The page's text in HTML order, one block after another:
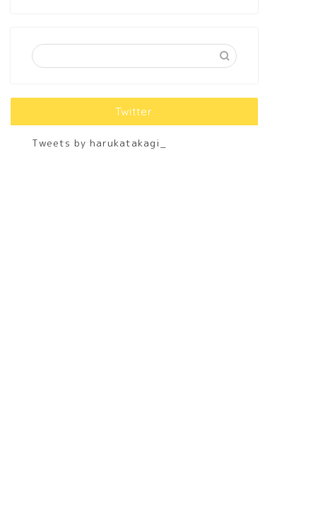
Twitter
Tweets by harukatakagi_